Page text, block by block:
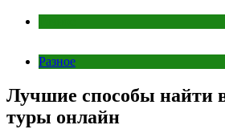
Разное
Лучшие способы найти
туры онлайн